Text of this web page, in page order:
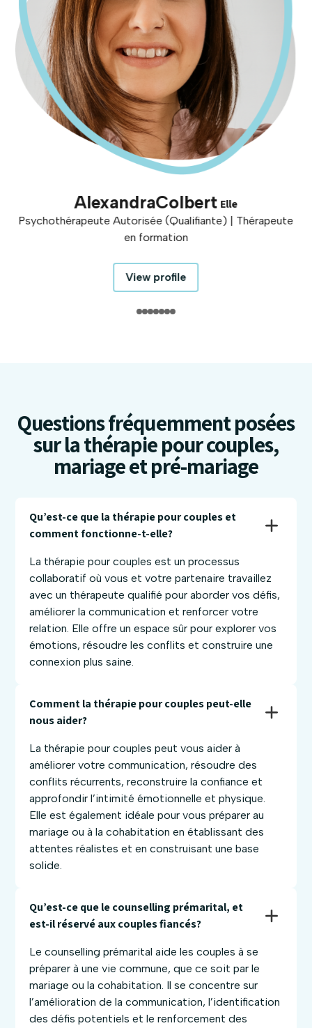
AlexandraColbert Elle
Psychothérapeute Autorisée (Qualifiante) | Thérapeute
en formation
View profile
Questions fréquemment posées
sur la thérapie pour couples,
mariage et pré-mariage
Qu’est-ce que la thérapie pour couples et
comment fonctionne-t-elle?
La thérapie pour couples est un processus
collaboratif où vous et votre partenaire travaillez
avec un thérapeute qualifié pour aborder vos défis,
améliorer la communication et renforcer votre
relation. Elle offre un espace sûr pour explorer vos
émotions, résoudre les conflits et construire une
connexion plus saine.
Comment la thérapie pour couples peut-elle
nous aider?
La thérapie pour couples peut vous aider à
améliorer votre communication, résoudre des
conflits récurrents, reconstruire la confiance et
approfondir l’intimité émotionnelle et physique.
Elle est également idéale pour vous préparer au
mariage ou à la cohabitation en établissant des
attentes réalistes et en construisant une base
solide.
Qu’est-ce que le counselling prémarital, et
est-il réservé aux couples fiancés?
Le counselling prémarital aide les couples à se
préparer à une vie commune, que ce soit par le
mariage ou la cohabitation. Il se concentre sur
l’amélioration de la communication, l’identification
des défis potentiels et le renforcement des